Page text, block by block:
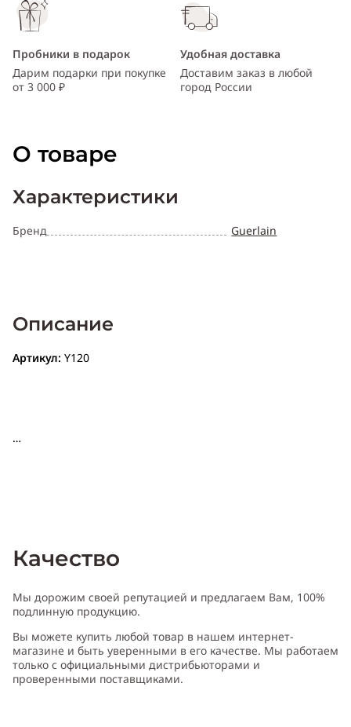
Пробники в подарок
Дарим подарки при покупке
от 3 000 ₽
Удобная доставка
Доставим заказ в любой
город России
О товаре
Характеристики
Бренд Guerlain
Описание
Артикул: Y120
Качество
Мы дорожим своей репутацией и предлагаем Вам, 100%
подлинную продукцию.
Вы можете купить любой товар в нашем интернет-
магазине и быть уверенными в его качестве. Мы работаем
только с официальными дистрибьюторами и
проверенными поставщиками.